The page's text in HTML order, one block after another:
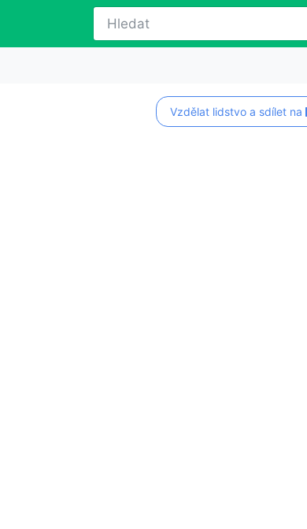
Vzdělat lidstvo a sdílet na